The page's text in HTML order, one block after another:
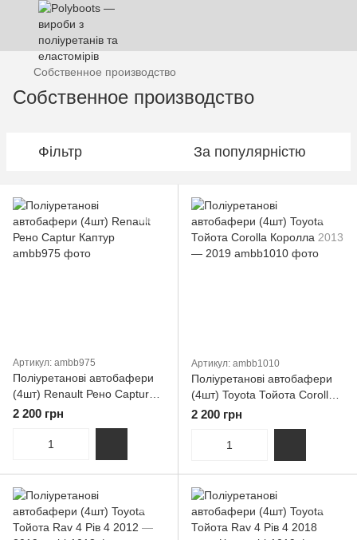
Собственное производство
Собственное производство
Фільтр За популярністю
Артикул: ambb975
Поліуретанові автобафери
(4шт) Renault Рено Captur
Каптур
2 200 грн
Артикул: ambb1010
Поліуретанові автобафери
(4шт) Toyota Тойота Corolla
Королла 2013 — 2019
2 200 грн